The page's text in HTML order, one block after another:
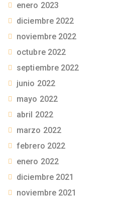
enero 2023
diciembre 2022
noviembre 2022
octubre 2022
septiembre 2022
junio 2022
mayo 2022
abril 2022
marzo 2022
febrero 2022
enero 2022
diciembre 2021
noviembre 2021